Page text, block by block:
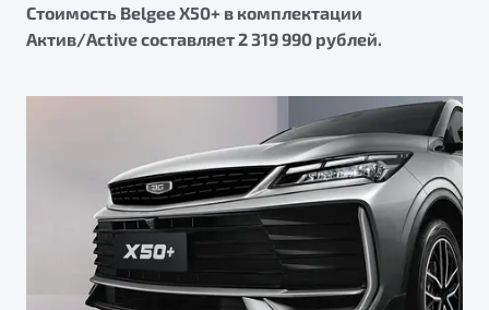
Стоимость Belgee X50+ в комплектации
Актив/Active составляет 2 319 990 рублей.